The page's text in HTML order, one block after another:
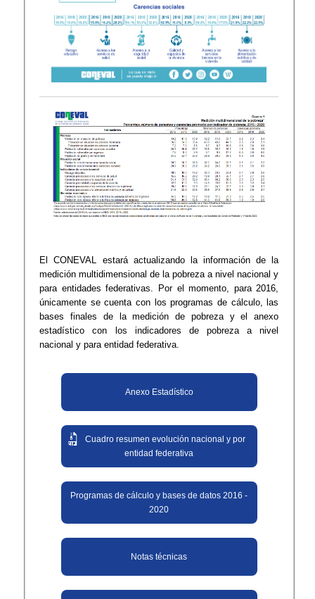
El CONEVAL estará actualizando la información de la
medición multidimensional de la pobreza a nivel nacional y
para entidades federativas. Por el momento, para 2016,
únicamente se cuenta con los programas de cálculo, las
bases finales de la medición de pobreza y el anexo
estadístico con los indicadores de pobreza a nivel
nacional y para entidad federativa.
Anexo​ Esta​dístico
Cuadro resumen evolución nacional y por
entidad federativa
Programas de cálculo y bases de datos 2016 -
2020
Notas técnicas